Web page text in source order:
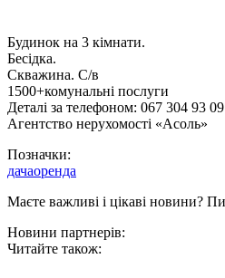
Будинок на 3 кімнати.
Бeсідка.
Скважина. С/в
1500+комунальні послуги
Деталі за телефоном: 067 304 93 09
Агентство нерухомості «Асоль»
Позначки:
дачаоренда
Маєте важливі і цікаві новини?
Новини партнерів:
Читайте також: